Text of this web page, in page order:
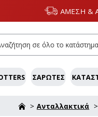
ΑΜΕΣΗ &
ΣΑΡΩΤΈΣ
Ανταλλακτικά